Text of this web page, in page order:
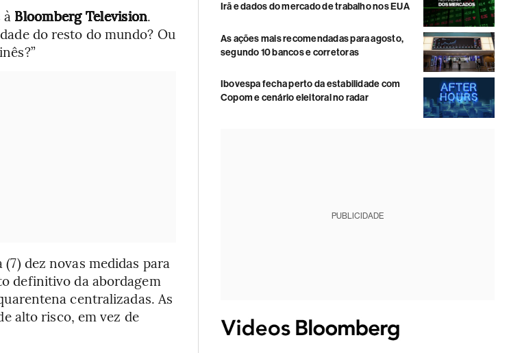
Bloomberg Television.
do resto do mundo? Ou
dez novas medidas para
definitivo da abordagem
centralizadas. As
alto risco, em vez de
Irã e dados do mercado de trabalho nos EUA
As ações mais recomendadas para agosto,
segundo 10 bancos e corretoras
Ibovespa fecha perto da estabilidade com
Copom e cenário eleitoral no radar
PUBLICIDADE